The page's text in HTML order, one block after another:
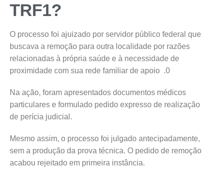
TRF1?
O processo foi ajuizado por servidor público federal que
buscava a remoção para outra localidade por razões
relacionadas à própria saúde e à necessidade de
proximidade com sua rede familiar de apoio .0
Na ação, foram apresentados documentos médicos
particulares e formulado pedido expresso de realização
de perícia judicial.
Mesmo assim, o processo foi julgado antecipadamente,
sem a produção da prova técnica. O pedido de remoção
acabou rejeitado em primeira instância.